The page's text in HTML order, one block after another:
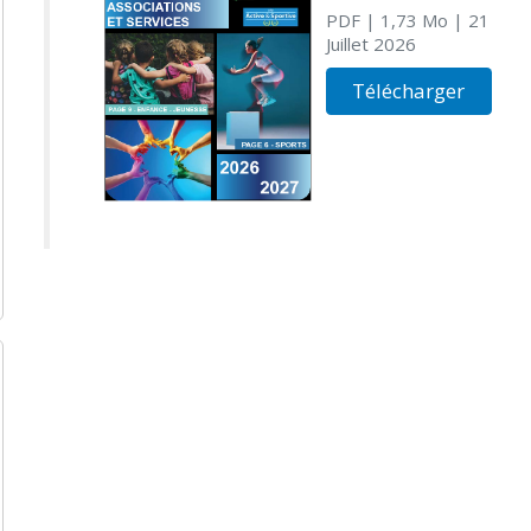
PDF| 1,73 Mo | 21
Juillet 2026
Télécharger